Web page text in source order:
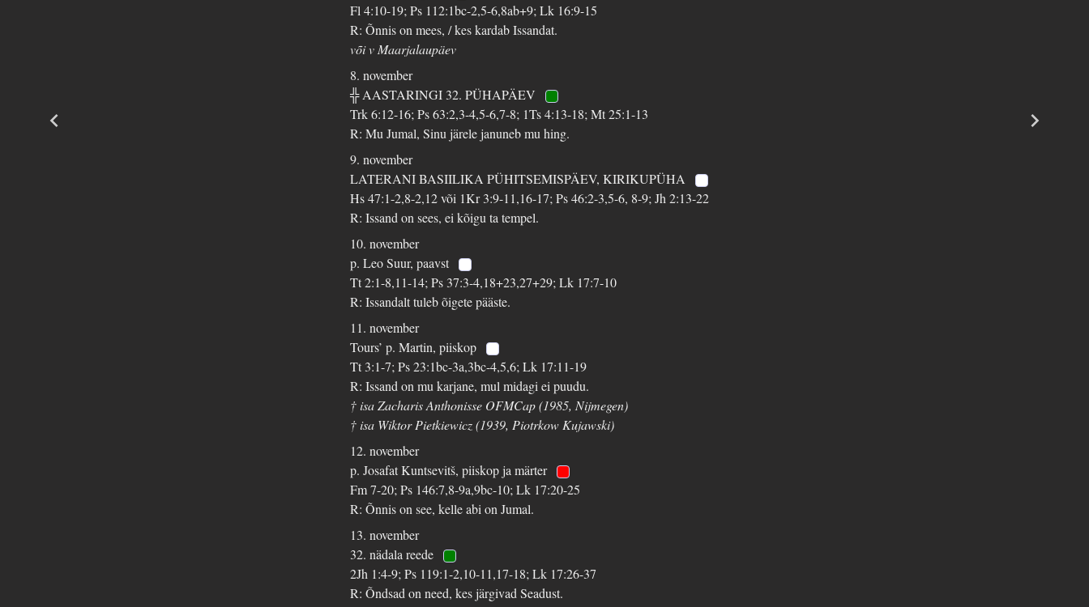
Fl 4:10-19; Ps 112:1bc-2,5-6,8ab+9; Lk 16:9-15
R: Õnnis on mees, / kes kardab Issandat.
või v Maarjalaupäev
8. november
╬ AASTARINGI 32. PÜHAPÄEV
Trk 6:12-16; Ps 63:2,3-4,5-6,7-8; 1Ts 4:13-18; Mt 25:1-13
R: Mu Jumal, Sinu järele januneb mu hing.
9. november
LATERANI BASIILIKA PÜHITSEMISPÄEV, KIRIKUPÜHA
Hs 47:1-2,8-2,12 või 1Kr 3:9-11,16-17; Ps 46:2-3,5-6, 8-9; Jh 2:13-22
R: Issand on sees, ei kõigu ta tempel.
10. november
p. Leo Suur, paavst
Tt 2:1-8,11-14; Ps 37:3-4,18+23,27+29; Lk 17:7-10
R: Issandalt tuleb õigete pääste.
11. november
Tours’ p. Martin, piiskop
Tt 3:1-7; Ps 23:1bc-3a,3bc-4,5,6; Lk 17:11-19
R: Issand on mu karjane, mul midagi ei puudu.
† isa Zacharis Anthonisse OFMCap (1985, Nijmegen)
† isa Wiktor Pietkiewicz (1939, Piotrkow Kujawski)
12. november
p. Josafat Kuntsevitš, piiskop ja märter
Fm 7-20; Ps 146:7,8-9a,9bc-10; Lk 17:20-25
R: Õnnis on see, kelle abi on Jumal.
13. november
32. nädala reede
2Jh 1:4-9; Ps 119:1-2,10-11,17-18; Lk 17:26-37
R: Õndsad on need, kes järgivad Seadust.